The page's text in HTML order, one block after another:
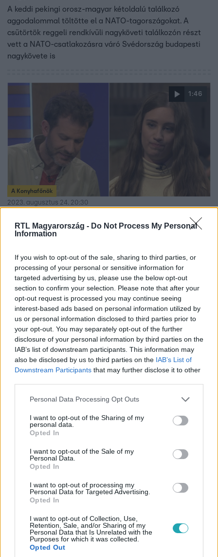
RTL Magyarország - Do Not Process My Personal
Information
If you wish to opt-out of the sale, sharing to third parties, or
processing of your personal or sensitive information for
targeted advertising by us, please use the below opt-out
section to confirm your selection. Please note that after your
opt-out request is processed you may continue seeing
interest-based ads based on personal information utilized by
us or personal information disclosed to third parties prior to
your opt-out. You may separately opt-out of the further
disclosure of your personal information by third parties on the
IAB’s list of downstream participants. This information may
also be disclosed by us to third parties on the IAB’s List of
Downstream Participants that may further disclose it to other
Please note that this website/app uses one or more Google
not limited to your visit or usage behaviour. You may click to
grant or deny consent to Google and its third-party tags to
use your data for below specified purposes in below Google
consent section.
Personal Data Processing Opt Outs
I want to opt-out of the Sharing of my
personal data.
Opted In
I want to opt-out of the Sale of my
Personal Data.
Opted In
I want to opt-out of processing my
Personal Data for Targeted Advertising.
Opted In
I want to opt-out of Collection, Use,
Retention, Sale, and/or Sharing of my
Personal Data that Is Unrelated with the
Purposes for which it was collected.
Opted Out
A keddi pekingi orosz-magyar kétoldalú találkozó
aggodalommal töltötte el a NATO-tagországokat. A
csütörtök reggeli rendkívüli nagyköveti találkozón részt
vett a NATO-csatlakozásra váró Svédország budapesti
nagykövete is
1:46
A Konyhafőnök
2023. augusztus 24. 20:30
„Már most jelzem, hogy ő még él” – Zé aggódva
figyelte a tányérján heverő húst
Zé több hibát is felfedezett Sári Viktória tányérján. A
kiszáradt vagy éppen nyers elemeket nézve Ákos és Jenő
úgy döntöttek, hogy inkább meg sem kóstolják a
versenyző ételét.
Opitz Barbi újra összejöhetett volt barátjával,
barátnői aggódnak az énekesnőért
Egy instasztori elég volt ahhoz, hogy a rajongók újra
találgatni és aggódni kezdjenek Opitz Barbi magánélete
miatt. Az X-Faktor 6. szériájának győztese a jelek szerint
újra azzal a fiúval lehet együtt, akivel tavaly év végén már
nagy port kavart kapcsolatuk. Hogy pontosan mi történt,
nem tudni, de a rendőrség is nyomozott az ügyben. Barbi
egy időre eltűnt, miközben azzal a fiúval volt együtt, aki a